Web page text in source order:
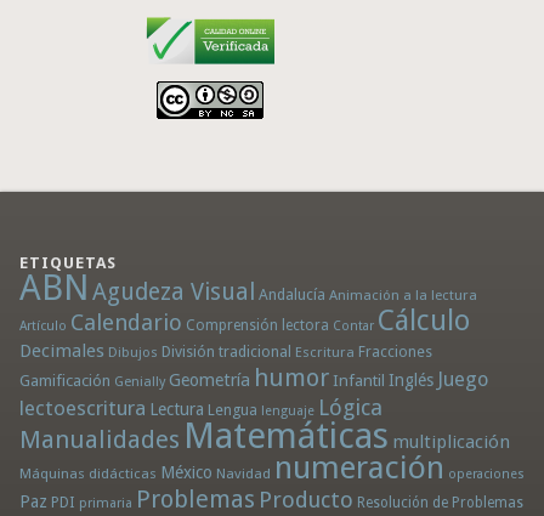
ETIQUETAS
ABN Agudeza Visual Andalucía Animación a la lectura
Artículo Calendario Comprensión lectora Contar Cálculo
Decimales Dibujos División tradicional Escritura Fracciones
Gamificación Genially Geometría humor Infantil Inglés Juego
lectoescritura Lectura Lengua lenguaje Lógica
Manualidades Matemáticas multiplicación
Máquinas didácticas México Navidad numeración operaciones
Paz PDI primaria Problemas Producto Resolución de Problemas